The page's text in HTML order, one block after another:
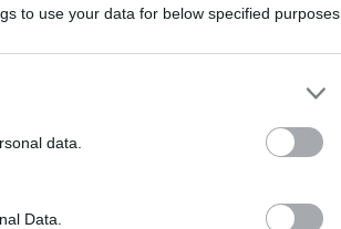
to use your data for below specified purposes
data.
Data.